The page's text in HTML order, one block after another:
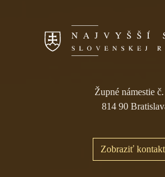
Župné námestie
814 90
Zobraziť